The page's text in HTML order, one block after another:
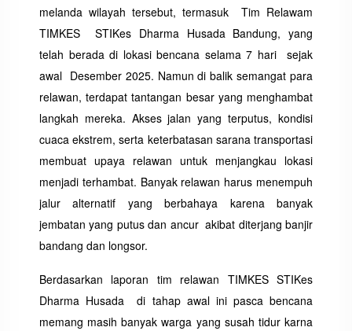
melanda wilayah tersebut, termasuk Tim Relawam
TIMKES STIKes Dharma Husada Bandung, yang
telah berada di lokasi bencana selama 7 hari sejak
awal Desember 2025. Namun di balik semangat para
relawan, terdapat tantangan besar yang menghambat
langkah mereka. Akses jalan yang terputus, kondisi
cuaca ekstrem, serta keterbatasan sarana transportasi
membuat upaya relawan untuk menjangkau lokasi
menjadi terhambat. Banyak relawan harus menempuh
jalur alternatif yang berbahaya karena banyak
jembatan yang putus dan ancur akibat diterjang banjir
bandang dan longsor.
Berdasarkan laporan tim relawan TIMKES STIKes
Dharma Husada di tahap awal ini pasca bencana
memang masih banyak warga yang susah tidur karna